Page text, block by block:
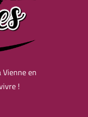
en
!